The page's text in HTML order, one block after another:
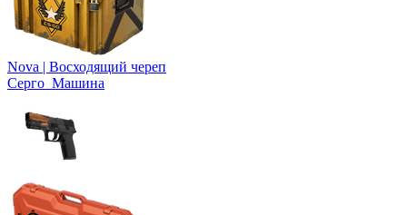
Nova | Восходящий череп
Серго_Машина